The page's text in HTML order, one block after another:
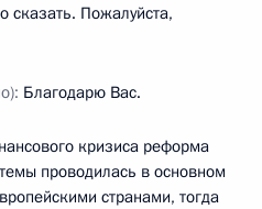
сказать. Пожалуйста,
Благодарю Вас.
кризиса реформа
проводилась в основном
странами, тогда